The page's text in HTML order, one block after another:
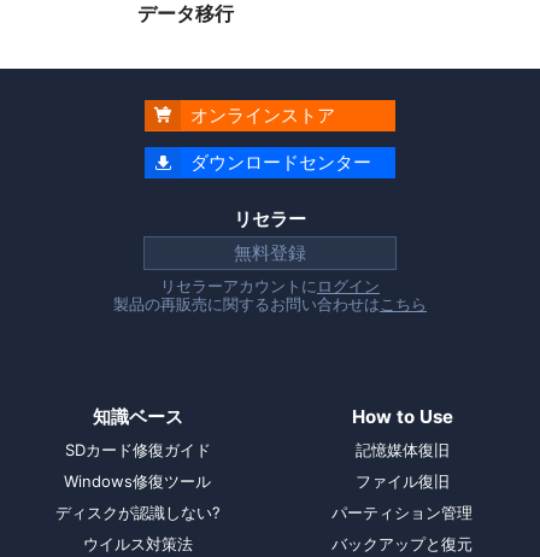
データ移行
 オンラインストア
 ダウンロードセンター
リセラー
無料登録
リセラーアカウントにログイン
製品の再販売に関するお問い合わせはこちら
知識ベース
SDカード修復ガイド
Windows修復ツール
ディスクが認識しない?
ウイルス対策法
How to Use
記憶媒体復旧
ファイル復旧
パーティション管理
バックアップと復元